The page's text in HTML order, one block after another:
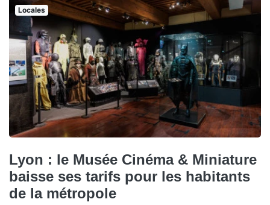
Locales
Lyon : le Musée Cinéma & Miniature
baisse ses tarifs pour les habitants
de la métropole